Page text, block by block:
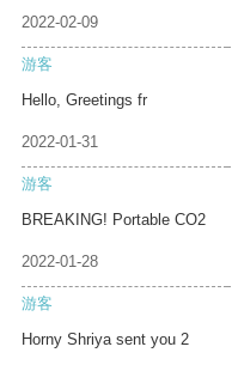
2022-02-09
游客
Hello, Greetings fr
2022-01-31
游客
BREAKING! Portable CO2
2022-01-28
游客
Horny Shriya sent you 2